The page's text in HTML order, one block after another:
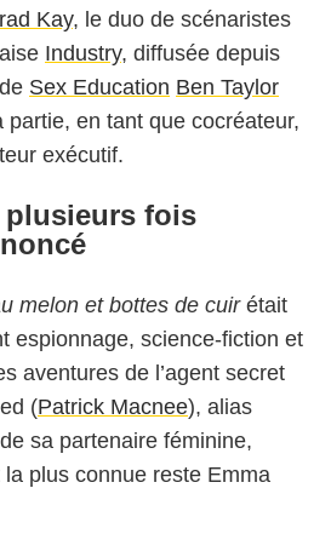
Kay, le duo de scénaristes
Industry, diffusée depuis
Sex Education Ben Taylor
en tant que cocréateur,
exécutif.
plusieurs fois
melon et bottes de cuirétait
espionnage, science-fiction et
aventures de l’agent secret
(Patrick Macnee), alias
sa partenaire féminine,
plus connue reste Emma